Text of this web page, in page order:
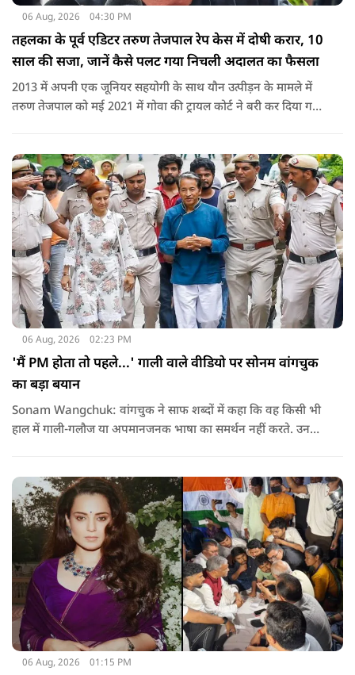
06 Aug, 2026 04:30 PM
तहलका के पूर्व एडिटर तरुण तेजपाल रेप केस में दोषी करार, 10
साल की सजा, जानें कैसे पलट गया निचली अदालत का फैसला
2013 में अपनी एक जूनियर सहयोगी के साथ यौन उत्पीड़न के मामले में
तरुण तेजपाल को मई 2021 में गोवा की ट्रायल कोर्ट ने बरी कर दिया गया
06 Aug, 2026 02:23 PM
'मैं PM होता तो पहले...' गाली वाले वीडियो पर सोनम वांगचुक
का बड़ा बयान
Sonam Wangchuk: वांगचुक ने साफ शब्दों में कहा कि वह किसी भी
हाल में गाली-गलौज या अपमानजनक भाषा का समर्थन नहीं करते. उनका
06 Aug, 2026 01:15 PM